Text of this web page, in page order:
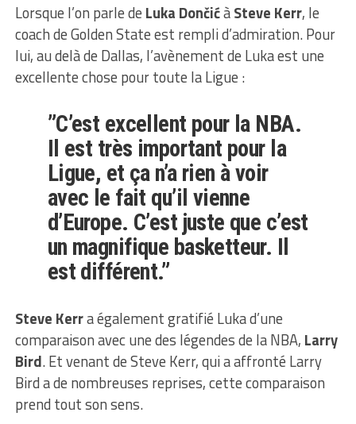
Lorsque l’on parle de Luka DončićàSteve Kerr, le
coach de Golden State est rempli d’admiration. Pour
lui, au delà de Dallas, l’avènement de Luka est une
excellente chose pour toute la Ligue :
”C’est excellent pour la NBA.
Il est très important pour la
Ligue, et ça n’a rien à voir
avec le fait qu’il vienne
d’Europe. C’est juste que c’est
un magnifique basketteur. Il
est différent.”
Steve Kerra également gratifié Luka d’une
comparaison avec une des légendes de la NBA, Larry
Bird. Et venant de Steve Kerr, qui a affronté Larry
Bird a de nombreuses reprises, cette comparaison
prend tout son sens.